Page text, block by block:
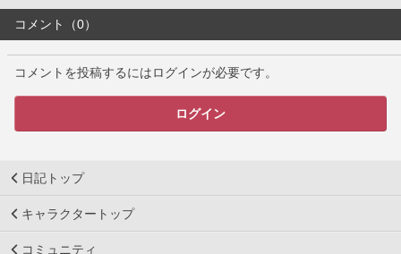
コメント（0）
コメントを投稿するにはログインが必要です。
ログイン
日記トップ
キャラクタートップ
コミュニティ